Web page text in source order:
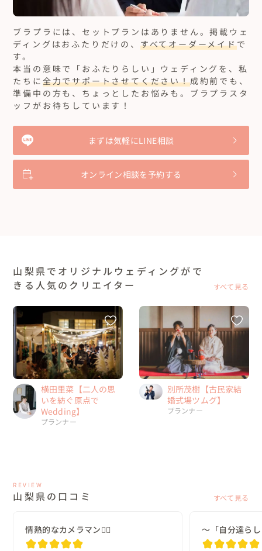
ブラプラには、セットプランはありません。掲載ウェ
ディングはおふたりだけの、 すべてオーダーメイドで
す。
本当の意味で「おふたりらしい」ウェディングを、私
たちに 全力でサポートさせてください！成約前でも、
準備中の方も、ちょっとしたお悩みも。ブラプラスタ
ッフがお待ちしています！
まずは気軽にLINE相談
オンライン相談を予約する
山梨県でオリジナルウェディングがで
きる人気のクリエイター
すべて見る
横田里菜【二人の思
いを紡ぐ原点で
Wedding】
プランナー
別所茂樹【古民家結
婚式場ツムグ】
プランナー
REVIEW
山梨県の口コミ すべて見る
情熱的なカメラマン❤️‍🔥 ～「自分達ら